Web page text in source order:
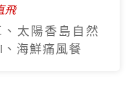
飛
太陽香島自然
海鮮痛風餐